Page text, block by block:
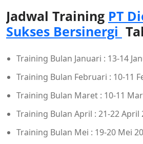
Jadwal Training PT
Sukses Bersinergi
Training Bulan Januari : 13-14
Training Bulan Februari : 10-11
Training Bulan Maret : 10-11
Training Bulan April : 21-22 April
Training Bulan Mei : 19-20 Mei